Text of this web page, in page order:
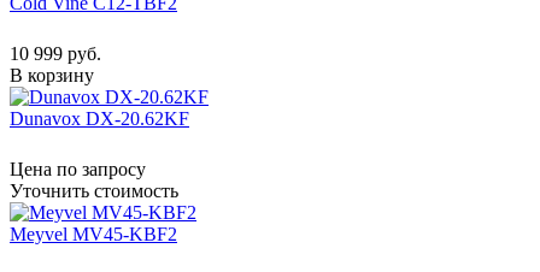
10 999 руб.
В корзину
Dunavox DX-20.62KF
Цена по запросу
Уточнить стоимость
Meyvel MV45-KBF2